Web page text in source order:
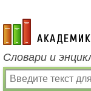
academic.ru
Словари и